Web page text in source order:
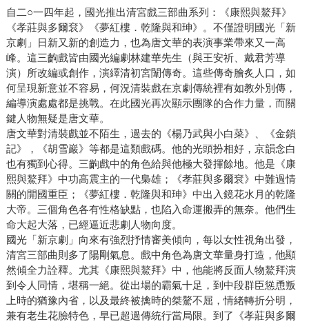
自二○一四年起，國光推出清宮戲三部曲系列：《康熙與鰲拜》
《孝莊與多爾袞》《夢紅樓．乾隆與和珅》。不僅證明國光「新
京劇」日新又新的創造力，也為唐文華的表演事業帶來又一高
峰。這三齣戲皆由國光編劇林建華先生（與王安祈、戴君芳導
演）所改編或創作，演繹清初宮闈傳奇。這些傳奇膾炙人口，如
何呈現新意並不容易，何況清裝戲在京劇傳統裡有如教外別傳，
編導演處處都是挑戰。在此國光再次顯示團隊的合作力量，而關
鍵人物無疑是唐文華。
唐文華對清裝戲並不陌生，過去的《楊乃武與小白菜》、《金鎖
記》，《胡雪巖》等都是這類戲碼。他的光頭扮相好，京韻念白
也有獨到心得。三齣戲中的角色給與他極大發揮餘地。他是《康
熙與鰲拜》中功高震主的一代梟雄；《孝莊與多爾袞》中難過情
關的開國重臣；《夢紅樓．乾隆與和珅》中出入鏡花水月的乾隆
大帝。三個角色各有性格缺點，也陷入命運搬弄的無奈。他們生
命大起大落，已經逼近悲劇人物向度。
國光「新京劇」向來有強烈抒情審美傾向，每以女性視角出發，
清宮三部曲則多了陽剛氣息。戲中角色為唐文華量身打造，他顯
然傾全力詮釋。尤其《康熙與鰲拜》中，他能將反面人物鰲拜演
到令人同情，堪稱一絕。從出場的霸氣十足，到中段群臣慫恿叛
上時的猶豫內省，以及最終被擒時的桀驁不屈，情緒轉折分明，
兼有老生花臉特色，早已超過傳統行當局限。到了《孝莊與多爾